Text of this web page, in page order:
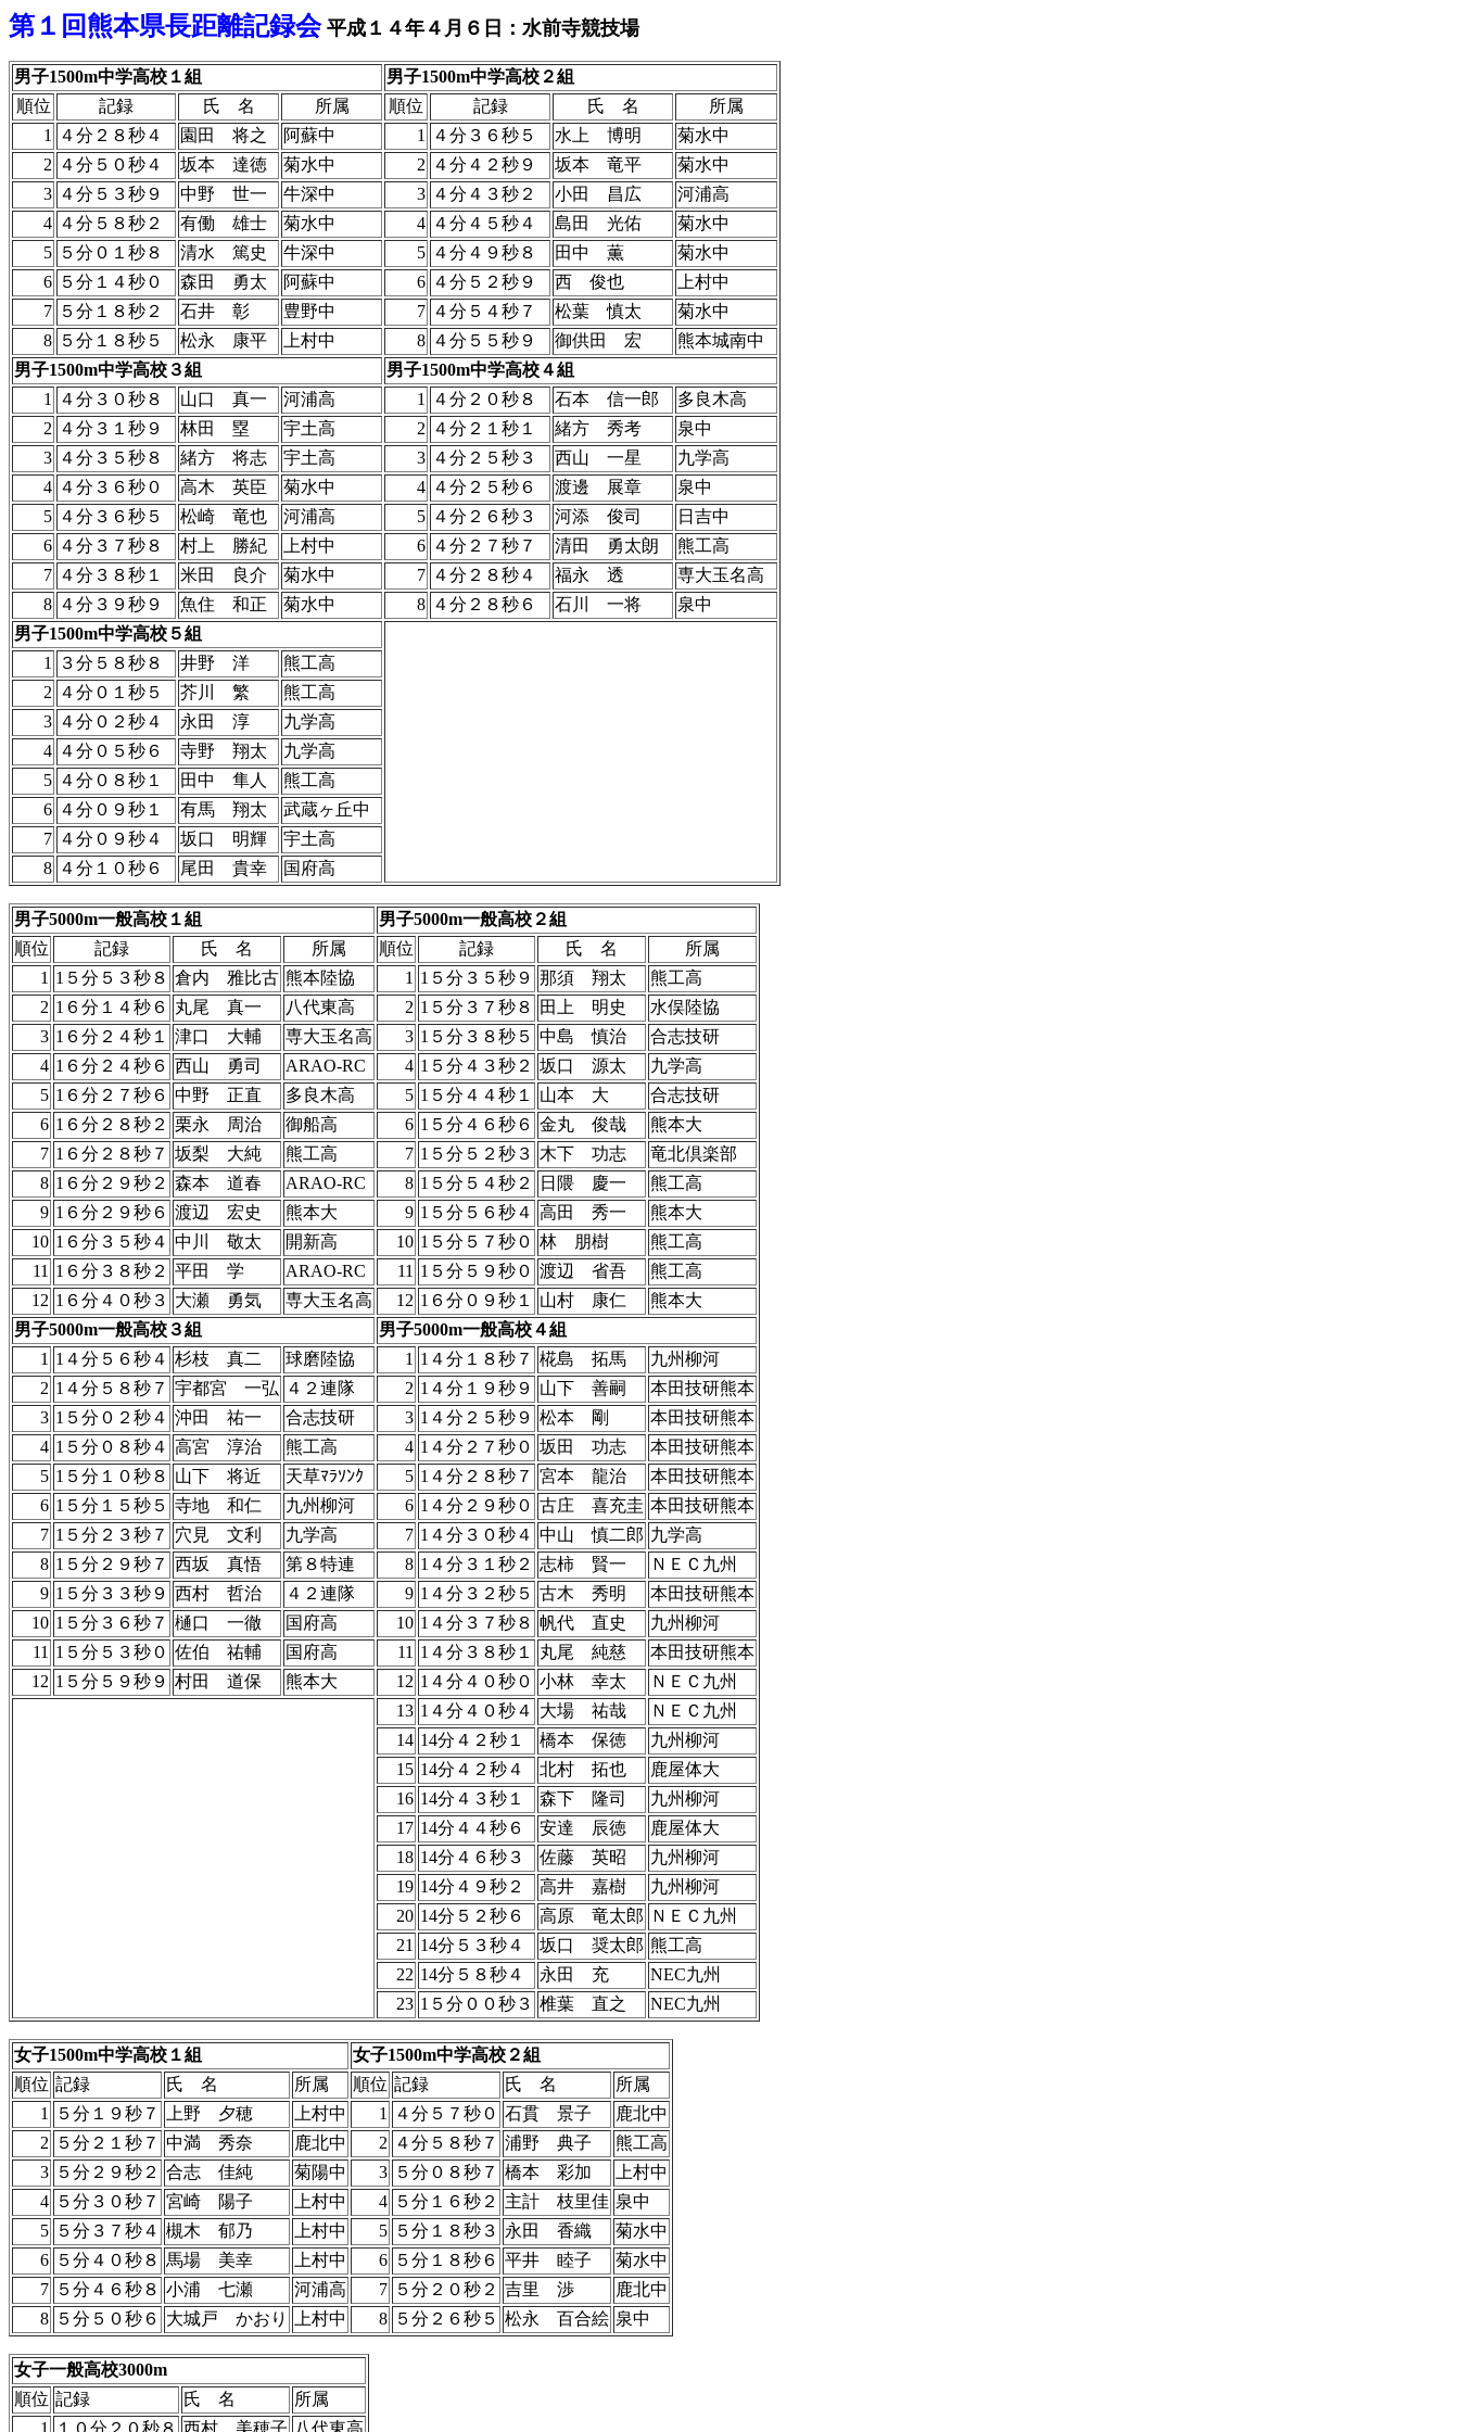
第１回熊本県長距離記録会平成１４年４月６日：水前寺競技場
男子1500m中学高校１組
男子1500m中学高校２組
順位
記録 氏 名 所属 順位 記録 氏 名
所属
1
４分２８秒４ 園田 将之 阿蘇中 1 ４分３６秒５ 水上 博明
菊水中
2 ４分５０秒４ 坂本 達徳 菊水中 2 ４分４２秒９ 坂本 竜平
菊水中
3 ４分５３秒９ 中野 世一 牛深中 3 ４分４３秒２ 小田 昌広
河浦高
4 ４分５８秒２ 有働 雄士 菊水中 4 ４分４５秒４ 島田 光佑
菊水中
5 ５分０１秒８ 清水 篤史 牛深中 5 ４分４９秒８ 田中 薫
菊水中
6 ５分１４秒０ 森田 勇太 阿蘇中 6 ４分５２秒９ 西 俊也
上村中
7 ５分１８秒２ 石井 彰 豊野中 7 ４分５４秒７ 松葉 慎太
菊水中
8 ５分１８秒５ 松永 康平 上村中 8 ４分５５秒９ 御供田 宏
熊本城南中
男子1500m中学高校３組
男子1500m中学高校４組
1
４分３０秒８ 山口 真一 河浦高 1 ４分２０秒８ 石本 信一郎
多良木高
2 ４分３１秒９ 林田 塁 宇土高 2 ４分２１秒１ 緒方 秀考
泉中
3 ４分３５秒８ 緒方 将志 宇土高 3 ４分２５秒３ 西山 一星
九学高
4 ４分３６秒０ 高木 英臣 菊水中 4 ４分２５秒６ 渡邊 展章
泉中
5 ４分３６秒５ 松崎 竜也 河浦高 5 ４分２６秒３ 河添 俊司
日吉中
6 ４分３７秒８ 村上 勝紀 上村中 6 ４分２７秒７ 清田 勇太朗
熊工高
7 ４分３８秒１ 米田 良介 菊水中 7 ４分２８秒４ 福永 透
専大玉名高
8 ４分３９秒９ 魚住 和正 菊水中 8 ４分２８秒６ 石川 一将
泉中
男子1500m中学高校５組
1
３分５８秒８ 井野 洋
熊工高
2 ４分０１秒５ 芥川 繁
熊工高
3 ４分０２秒４ 永田 淳
九学高
4 ４分０５秒６ 寺野 翔太
九学高
5 ４分０８秒１ 田中 隼人
熊工高
6 ４分０９秒１ 有馬 翔太
武蔵ヶ丘中
7 ４分０９秒４ 坂口 明輝
宇土高
8 ４分１０秒６ 尾田 貴幸 国府高
男子5000m一般高校１組
男子5000m一般高校２組
順位
記録 氏 名 所属 順位 記録 氏 名
所属
1 1５分５３秒８ 倉内 雅比古 熊本陸協 1 1５分３５秒９ 那須 翔太
熊工高
2 1６分１４秒６ 丸尾 真一 八代東高 2 1５分３７秒８ 田上 明史
水俣陸協
3 1６分２４秒１ 津口 大輔 専大玉名高 3 1５分３８秒５ 中島 慎治
合志技研
4 1６分２４秒６ 西山 勇司 ARAO-RC 4 1５分４３秒２ 坂口 源太
九学高
5 1６分２７秒６ 中野 正直 多良木高 5 1５分４４秒１ 山本 大
合志技研
6 1６分２８秒２ 栗永 周治 御船高 6 1５分４６秒６ 金丸 俊哉
熊本大
7 1６分２８秒７ 坂梨 大純 熊工高 7 1５分５２秒３ 木下 功志
竜北倶楽部
8 1６分２９秒２ 森本 道春 ARAO-RC 8 1５分５４秒２ 日隈 慶一
熊工高
9 1６分２９秒６ 渡辺 宏史 熊本大 9 1５分５６秒４ 高田 秀一
熊本大
10 1６分３５秒４ 中川 敬太 開新高 10 1５分５７秒０ 林 朋樹
熊工高
11 1６分３８秒２ 平田 学 ARAO-RC 11 1５分５９秒０ 渡辺 省吾
熊工高
12 1６分４０秒３ 大瀬 勇気 専大玉名高 12 1６分０９秒１ 山村 康仁
熊本大
男子5000m一般高校３組
男子5000m一般高校４組
1 1４分５６秒４ 杉枝 真二 球磨陸協 1 1４分１８秒７ 椛島 拓馬
九州柳河
2 1４分５８秒７ 宇都宮 一弘 ４２連隊 2 1４分１９秒９ 山下 善嗣
本田技研熊本
3 1５分０２秒４ 沖田 祐一 合志技研 3 1４分２５秒９ 松本 剛
本田技研熊本
4 1５分０８秒４ 高宮 淳治 熊工高 4 1４分２７秒０ 坂田 功志
本田技研熊本
5 1５分１０秒８ 山下 将近 天草ﾏﾗｿﾝｸ 5 1４分２８秒７ 宮本 龍治
本田技研熊本
6 1５分１５秒５ 寺地 和仁 九州柳河 6 1４分２９秒０ 古庄 喜充圭 本田技研熊本
7 1５分２３秒７ 穴見 文利 九学高 7 1４分３０秒４ 中山 慎二郎 九学高
8 1５分２９秒７ 西坂 真悟 第８特連 8 1４分３１秒２ 志柿 賢一
ＮＥＣ九州
9 1５分３３秒９ 西村 哲治 ４２連隊 9 1４分３２秒５ 古木 秀明
本田技研熊本
10 1５分３６秒７ 樋口 一徹 国府高 10 1４分３７秒８ 帆代 直史
九州柳河
11 1５分５３秒０ 佐伯 祐輔 国府高 11 1４分３８秒１ 丸尾 純慈
本田技研熊本
12 1５分５９秒９ 村田 道保 熊本大 12 1４分４０秒０ 小林 幸太
ＮＥＣ九州
13 1４分４０秒４ 大場 祐哉
ＮＥＣ九州
14 14分４２秒１ 橋本 保徳
九州柳河
15 14分４２秒４ 北村 拓也
鹿屋体大
16 14分４３秒１ 森下 隆司
九州柳河
17 14分４４秒６ 安達 辰徳
鹿屋体大
18 14分４６秒３ 佐藤 英昭
九州柳河
19 14分４９秒２ 高井 嘉樹
九州柳河
20 14分５２秒６ 高原 竜太郎
ＮＥＣ九州
21 14分５３秒４ 坂口 奨太郎 熊工高
22 14分５８秒４ 永田 充
NEC九州
23 1５分００秒３ 椎葉 直之 NEC九州
女子1500m中学高校１組
女子1500m中学高校２組
順位 記録 氏 名 所属 順位 記録 氏 名
所属
1
５分１９秒７ 上野 夕穂 上村中 1 ４分５７秒０ 石貫 景子
鹿北中
2
５分２１秒７ 中満 秀奈 鹿北中 2 ４分５８秒７ 浦野 典子
熊工高
3 ５分２９秒２ 合志 佳純 菊陽中 3 ５分０８秒７ 橋本 彩加
上村中
4 ５分３０秒７ 宮崎 陽子 上村中 4 ５分１６秒２ 主計 枝里佳 泉中
5 ５分３７秒４ 槻木 郁乃 上村中 5 ５分１８秒３ 永田 香織
菊水中
6 ５分４０秒８ 馬場 美幸 上村中 6 ５分１８秒６ 平井 睦子
菊水中
7 ５分４６秒８ 小浦 七瀬 河浦高 7 ５分２０秒２ 吉里 渉
鹿北中
8 ５分５０秒６ 大城戸 かおり 上村中 8 ５分２６秒５ 松永 百合絵 泉中
女子一般高校3000m
順位 記録 氏 名
所属
1
１０分２０秒８ 西村 美穂子 八代東高